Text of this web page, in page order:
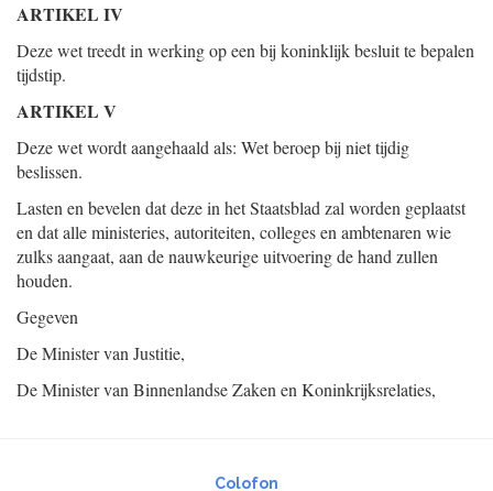
ARTIKEL IV
Deze wet treedt in werking op een bij koninklijk besluit te bepalen
tijdstip.
ARTIKEL V
Deze wet wordt aangehaald als: Wet beroep bij niet tijdig
beslissen.
Lasten en bevelen dat deze in het Staatsblad zal worden geplaatst
en dat alle ministeries, autoriteiten, colleges en ambtenaren wie
zulks aangaat, aan de nauwkeurige uitvoering de hand zullen
houden.
Gegeven
De Minister van Justitie,
De Minister van Binnenlandse Zaken en Koninkrijksrelaties,
Colofon